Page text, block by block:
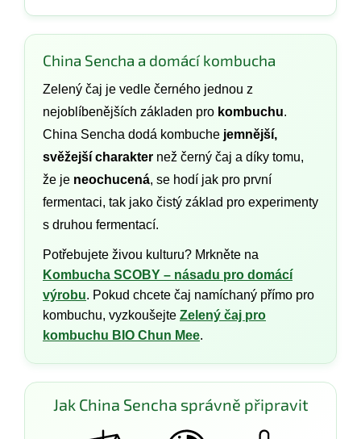
China Sencha a domácí kombucha
Zelený čaj je vedle černého jednou z
nejoblíbenějších základen pro kombuchu.
China Sencha dodá kombuche jemnější,
svěžejší charakter než černý čaj a díky tomu,
že je neochucená, se hodí jak pro první
fermentaci, tak jako čistý základ pro experimenty
s druhou fermentací.
Potřebujete živou kulturu? Mrkněte na
Kombucha SCOBY – násadu pro domácí
výrobu. Pokud chcete čaj namíchaný přímo pro
kombuchu, vyzkoušejte Zelený čaj pro
kombuchu BIO Chun Mee.
Jak China Sencha správně připravit